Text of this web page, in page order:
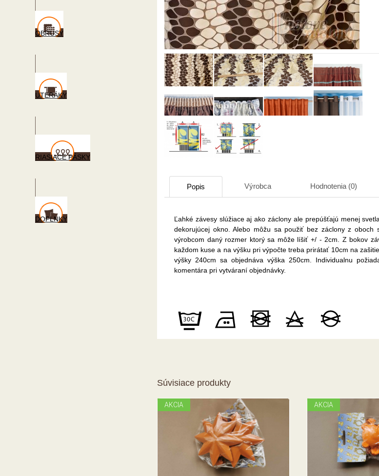
OBRUSY
UTERÁKY
RIASIACE PÁSKY
DOPLNKY
Popis Výrobca Hodnotenia (0)
Ľahké závesy slúžiace aj ako záclony ale prepúšťajú menej
dekorujúcej okno. Alebo môžu sa použiť bez záclony z oboch
výrobcom daný rozmer ktorý sa môže líšiť +/ - 2cm. Z bokov
každom kuse a na výšku pri výpočte treba prirátať 10cm na
výšky 240cm sa objednáva výška 250cm. Individualnu
komentára pri vytváraní objednávky.
Súvisiace produkty
AKCIA AKCIA